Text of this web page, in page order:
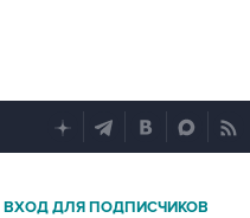
ВХОД ДЛЯ ПОДПИСЧИКОВ